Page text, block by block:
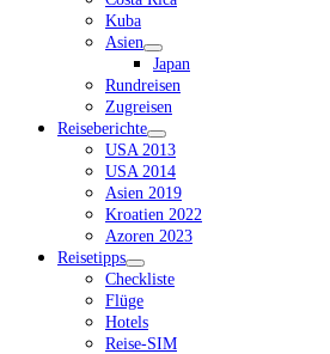
Kuba
Asien
Dropdown-
Menü
öffnen
Japan
Rundreisen
Zugreisen
Reiseberichte
Dropdown-
Menü
öffnen
USA 2013
USA 2014
Asien 2019
Kroatien 2022
Azoren 2023
Reisetipps
Dropdown-
Menü
öffnen
Checkliste
Flüge
Hotels
Reise-SIM